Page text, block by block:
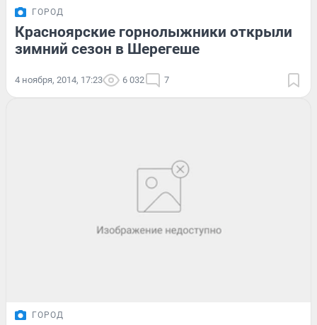
ГОРОД
Красноярские горнолыжники открыли
зимний сезон в Шерегеше
4 ноября, 2014, 17:23 6 032 7
ГОРОД